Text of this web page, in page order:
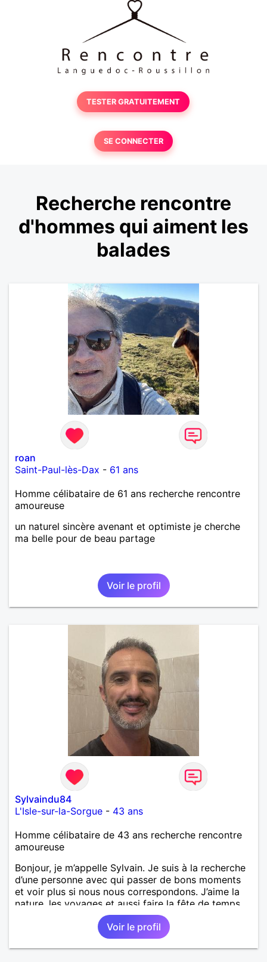
TESTER GRATUITEMENT
SE CONNECTER
Recherche rencontre
d'hommes qui aiment les
balades
roan
Saint-Paul-lès-Dax - 61 ans
Homme célibataire de 61 ans recherche rencontre
amoureuse
un naturel sincère avenant et optimiste je cherche
ma belle pour de beau partage
Voir le profil
Sylvaindu84
L'Isle-sur-la-Sorgue - 43 ans
Homme célibataire de 43 ans recherche rencontre
amoureuse
Bonjour, je m’appelle Sylvain. Je suis à la recherche
d’une personne avec qui passer de bons moments
et voir plus si nous nous correspondons. J’aime la
nature, les voyages et aussi faire la fête de temps
en temps ;-)Je suis papa d’un petit garçon de 7 ans
dont je m’occupe en garde alternée. J’aime à peu
près tous les styles de musique. (Oui je suis pas
trop fan de Jul). Je fais du sport pour garder la
Voir le profil